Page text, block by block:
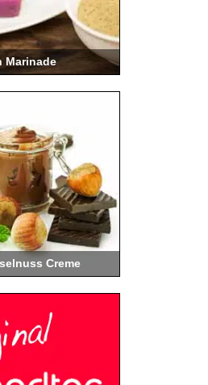
Marinade
Creme